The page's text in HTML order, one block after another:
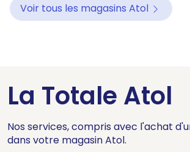
Voir tous les magasins Atol
La Totale Atol
Nos services, compris avec l'achat
dans votre magasin Atol.